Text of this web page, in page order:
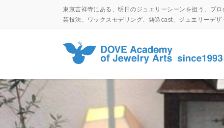
動
に
移
東京吉祥寺にある、明日のジュエリーシーンを担う、プ
芸技法、ワックスモデリング、鋳造cast、ジュエリーデ